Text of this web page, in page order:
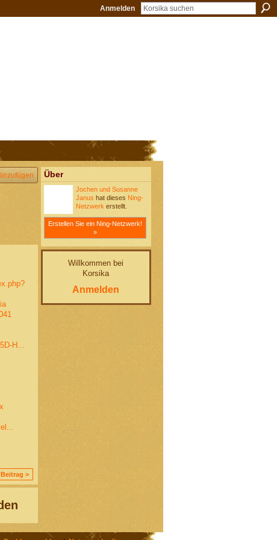
Anmelden
H...
>
Über
Jochen und Susanne
Janus hat dieses Ning-
Netzwerk erstellt.
Erstellen Sie ein Ning-Netzwerk!
»
Willkommen bei
Korsika
Anmelden